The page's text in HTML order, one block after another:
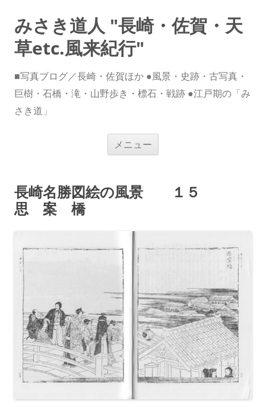
みさき道人 "長崎・佐賀・天
草etc.風来紀行"
■写真ブログ／長崎・佐賀ほか ●風景・史跡・古写真・
巨樹・石橋・滝・山野歩き・標石・戦跡 ●江戸期の「み
さき道」
メニュー
長崎名勝図絵の風景 １５
思 案 橋